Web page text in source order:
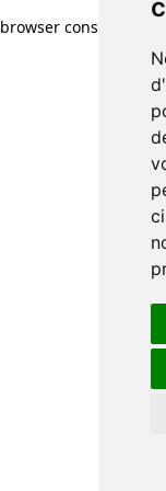
browser console for